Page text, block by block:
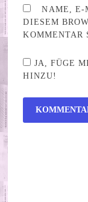
NAME, E-
DIESEM
KOMMENTAR
JA, FÜGE
HINZU!